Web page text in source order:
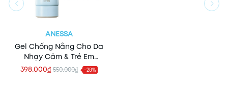
ANESSA
Gel Chống Nắng Cho Da
Nhạy Cảm & Trẻ Em
Anessa Moisture UV
Sunscreen Mild Gel 90g
398.000₫ 550.000₫ -28%